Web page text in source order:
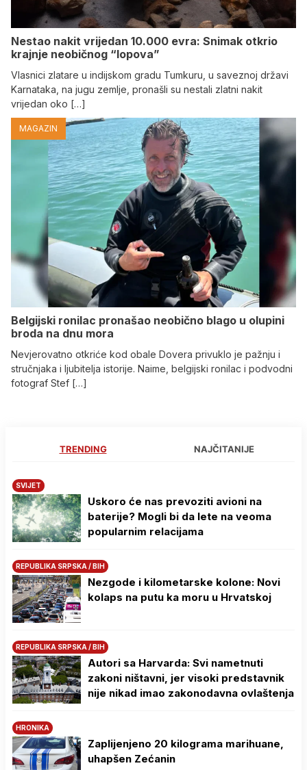
Nestao nakit vrijedan 10.000 evra: Snimak otkrio
krajnje neobičnog “lopova”
Vlasnici zlatare u indijskom gradu Tumkuru, u saveznoj državi
Karnataka, na jugu zemlje, pronašli su nestali zlatni nakit
vrijedan oko […]
MAGAZIN
Belgijski ronilac pronašao neobično blago u olupini
broda na dnu mora
Nevjerovatno otkriće kod obale Dovera privuklo je pažnju i
stručnjaka i ljubitelja istorije. Naime, belgijski ronilac i podvodni
fotograf Stef […]
TRENDING NAJČITANIJE
SVIJET
Uskoro će nas prevoziti avioni na
baterije? Mogli bi da lete na veoma
popularnim relacijama
REPUBLIKA SRPSKA / BIH
Nezgode i kilometarske kolone: Novi
kolaps na putu ka moru u Hrvatskoj
REPUBLIKA SRPSKA / BIH
Autori sa Harvarda: Svi nametnuti
zakoni ništavni, jer visoki predstavnik
nije nikad imao zakonodavna ovlaštenja
HRONIKA
Zaplijenjeno 20 kilograma marihuane,
uhapšen Zećanin